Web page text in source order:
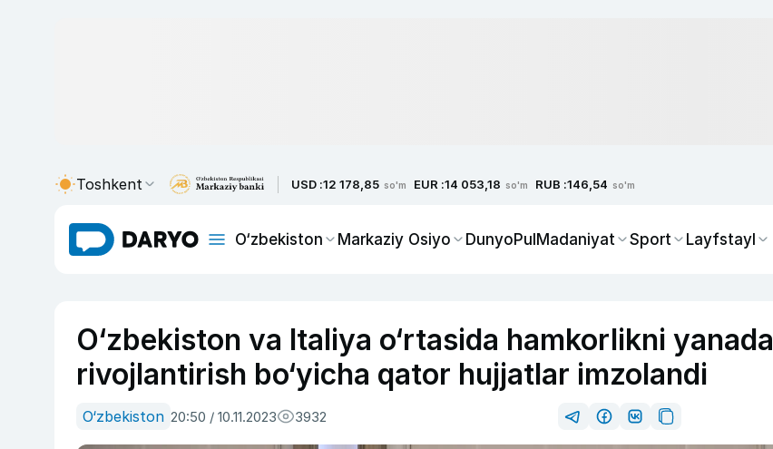
Toshkent USD :12 178,85 so'm EUR :14 053,18 so'm RUB :146,54 so'm
O‘zbekiston Markaziy Osiyo DunyoPulMadaniyat Sport Layfstayl
O‘zbekiston va Italiya o‘rtasida hamkorlikni yanada
rivojlantirish bo‘yicha qator hujjatlar imzolandi
O‘zbekiston 20:50 / 10.11.2023 3932